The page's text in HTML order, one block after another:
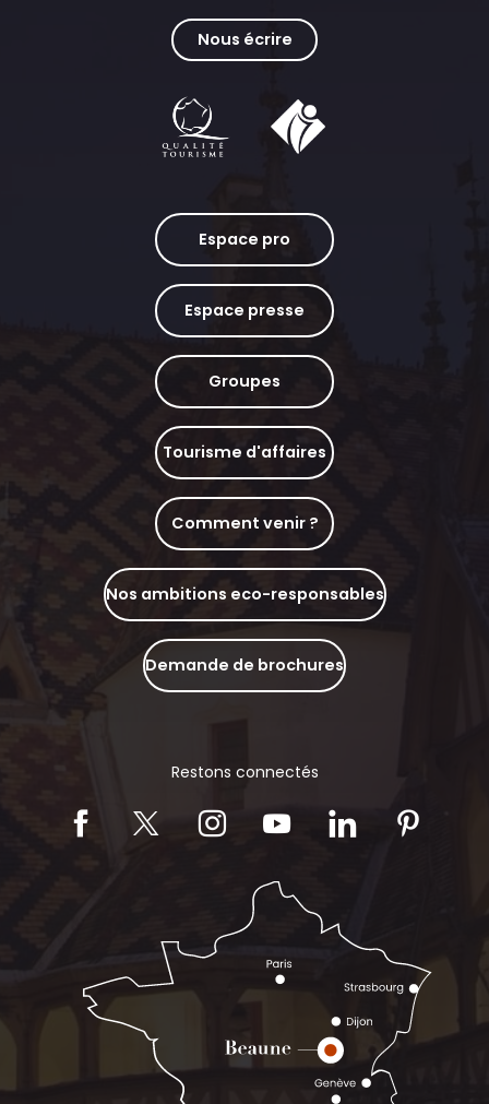
Nous écrire
Espace pro
Espace presse
Groupes
Tourisme d'affaires
Comment venir ?
Nos ambitions eco-responsables
Demande de brochures
Restons connectés